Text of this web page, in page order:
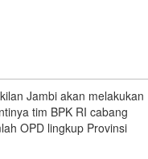
Jambi akan melakukan
tim BPK RI cabang
OPD lingkup Provinsi